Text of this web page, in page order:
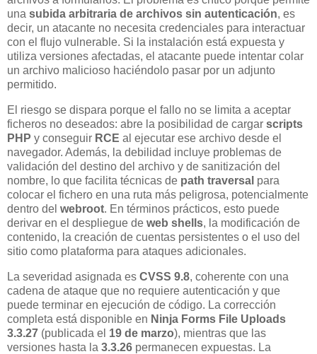
una subida arbitraria de archivos sin autenticación, es
decir, un atacante no necesita credenciales para interactuar
con el flujo vulnerable. Si la instalación está expuesta y
utiliza versiones afectadas, el atacante puede intentar colar
un archivo malicioso haciéndolo pasar por un adjunto
permitido.
El riesgo se dispara porque el fallo no se limita a aceptar
ficheros no deseados: abre la posibilidad de cargar scripts
PHP y conseguir RCE al ejecutar ese archivo desde el
navegador. Además, la debilidad incluye problemas de
validación del destino del archivo y de sanitización del
nombre, lo que facilita técnicas de path traversal para
colocar el fichero en una ruta más peligrosa, potencialmente
dentro del webroot. En términos prácticos, esto puede
derivar en el despliegue de web shells, la modificación de
contenido, la creación de cuentas persistentes o el uso del
sitio como plataforma para ataques adicionales.
La severidad asignada es CVSS 9.8, coherente con una
cadena de ataque que no requiere autenticación y que
puede terminar en ejecución de código. La corrección
completa está disponible en Ninja Forms File Uploads
3.3.27 (publicada el 19 de marzo), mientras que las
versiones hasta la 3.3.26 permanecen expuestas. La